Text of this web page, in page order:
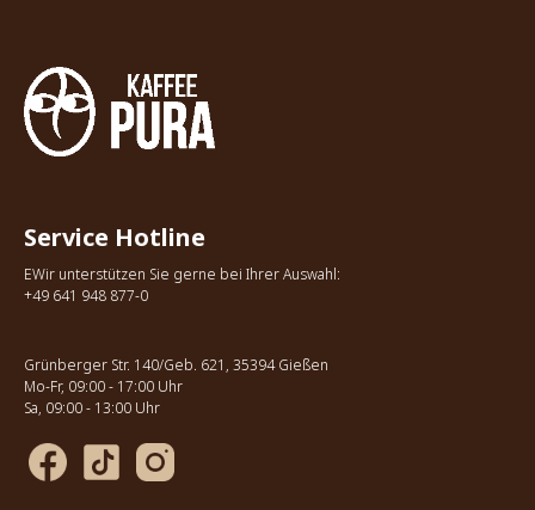
Service Hotline
EWir unterstützen Sie gerne bei Ihrer Auswahl:
+49 641 948 877-0
Grünberger Str. 140/Geb. 621, 35394 Gießen
Mo-Fr, 09:00 - 17:00 Uhr
Sa, 09:00 - 13:00 Uhr